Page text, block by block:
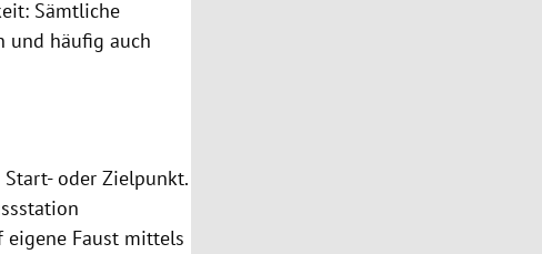
Sämtliche
und häufig auch
oder Zielpunkt.
eigene Faust mittels